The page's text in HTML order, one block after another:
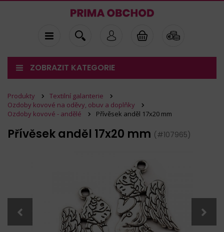
ZOBRAZIT KATEGORIE
Produkty
Textilní galanterie
Ozdoby kovové na oděvy, obuv a doplňky
Ozdoby kovové - andělé
Přívěsek anděl 17x20 mm
Přívěsek anděl 17x20 mm (#107965)